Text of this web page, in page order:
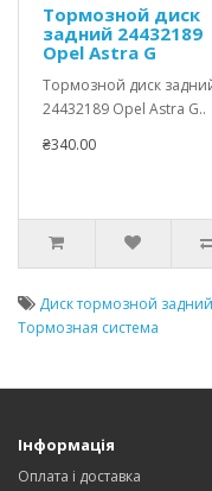
Тормозной диск
задний 24432189
Opel Astra G
Тормозной диск
24432189 Opel Astra G..
₴340.00
Диск тормозной задний
Тормозная система
Інформація
Оплата і доставка